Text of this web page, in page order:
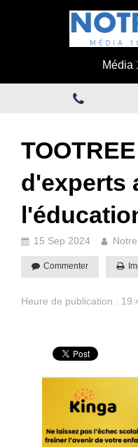
Média
d'experts
15 Sep 2024
Commenter
Heure de publication :